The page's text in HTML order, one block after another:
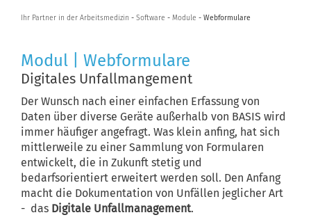
Ihr Partner in der Arbeitsmedizin -Software-Module- Webformulare
Modul | Webformulare
Digitales Unfallmangement
Der Wunsch nach einer einfachen Erfassung von
Daten über diverse Geräte außerhalb von BASIS wird
immer häufiger angefragt. Was klein anfing, hat sich
mittlerweile zu einer Sammlung von Formularen
entwickelt, die in Zukunft stetig und
bedarfsorientiert erweitert werden soll. Den Anfang
macht die Dokumentation von Unfällen jeglicher Art
- das Digitale Unfallmanagement.